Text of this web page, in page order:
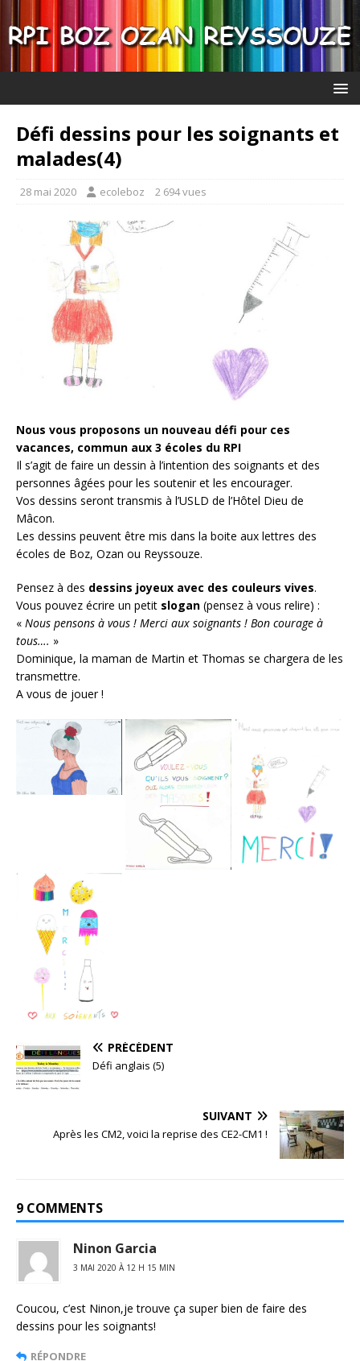
Défi dessins pour les soignants et
malades(4)
28 mai 2020 ecoleboz 2 694 vues
Nous vous proposons un nouveau défi pour ces
vacances, commun aux 3 écoles du RPI
Il s’agit de faire un dessin à l’intention des soignants et des
personnes âgées pour les soutenir et les encourager.
Vos dessins seront transmis à l’USLD de l’Hôtel Dieu de
Mâcon.
Les dessins peuvent être mis dans la boite aux lettres des
écoles de Boz, Ozan ou Reyssouze.
Pensez à des dessins joyeux avec des couleurs vives.
Vous pouvez écrire un petit slogan (pensez à vous relire) :
« Nous pensons à vous ! Merci aux soignants ! Bon courage à
tous…. »
Dominique, la maman de Martin et Thomas se chargera de les
transmettre.
A vous de jouer !
PRÉCÉDENT
Défi anglais (5)
SUIVANT
Après les CM2, voici la reprise des CE2-CM1 !
9 COMMENTS
Ninon Garcia
3 MAI 2020 À 12 H 15 MIN
Coucou, c’est Ninon,je trouve ça super bien de faire des
dessins pour les soignants!
RÉPONDRE